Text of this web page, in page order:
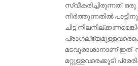
സ്വീകരിച്ചിരുന്നത്. ഒരു
നിർത്തുന്നതിൽ
ചിട്ട
മടവൂരാശാനാണ് ഇത്
മറ്റുള്ളവരെക്കൂടി